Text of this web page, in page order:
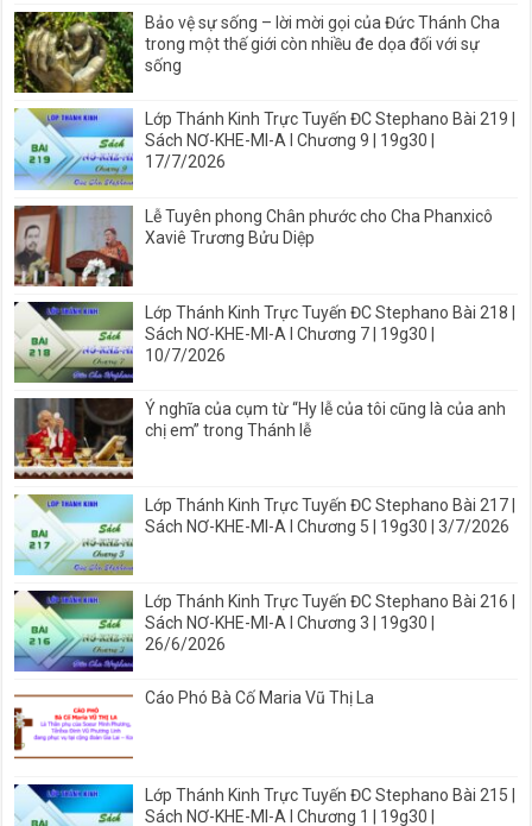
Bảo vệ sự sống – lời mời gọi của Đức Thánh Cha
trong một thế giới còn nhiều đe dọa đối với sự
sống
Lớp Thánh Kinh Trực Tuyến ĐC Stephano Bài 219 |
Sách NƠ-KHE-MI-A I Chương 9 | 19g30 |
17/7/2026
Lễ Tuyên phong Chân phước cho Cha Phanxicô
Xaviê Trương Bửu Diệp
Lớp Thánh Kinh Trực Tuyến ĐC Stephano Bài 218 |
Sách NƠ-KHE-MI-A I Chương 7 | 19g30 |
10/7/2026
Ý nghĩa của cụm từ “Hy lễ của tôi cũng là của anh
chị em” trong Thánh lễ
Lớp Thánh Kinh Trực Tuyến ĐC Stephano Bài 217 |
Sách NƠ-KHE-MI-A I Chương 5 | 19g30 | 3/7/2026
Lớp Thánh Kinh Trực Tuyến ĐC Stephano Bài 216 |
Sách NƠ-KHE-MI-A I Chương 3 | 19g30 |
26/6/2026
Cáo Phó Bà Cố Maria Vũ Thị La
Lớp Thánh Kinh Trực Tuyến ĐC Stephano Bài 215 |
Sách NƠ-KHE-MI-A I Chương 1 | 19g30 |